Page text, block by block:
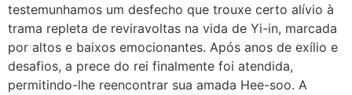
testemunhamos um desfecho que trouxe certo alívio à
trama repleta de reviravoltas na vida de Yi-in, marcada
por altos e baixos emocionantes. Após anos de exílio e
desafios, a prece do rei finalmente foi atendida,
permitindo-lhe reencontrar sua amada Hee-soo. A